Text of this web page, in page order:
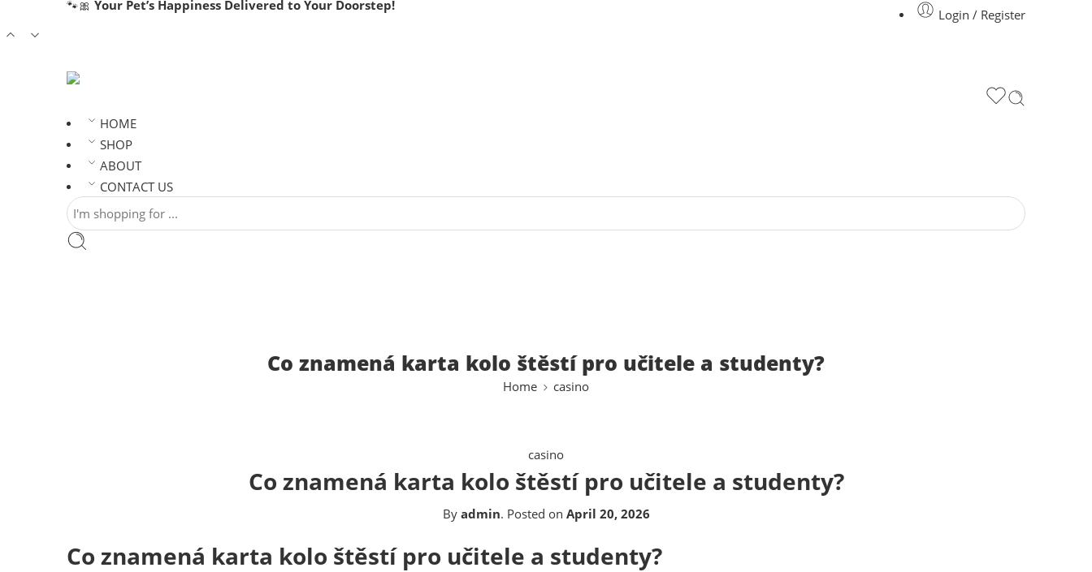
🐾🎀 Your Pet’s Happiness Delivered to Your Doorstep!
Login / Register
HOME
SHOP
ABOUT
CONTACT US
Co znamená karta kolo štěstí pro učitele a studenty?
Home casino
casino
Co znamená karta kolo štěstí pro učitele a studenty?
By admin. Posted on April 20, 2026
Co znamená karta kolo štěstí pro učitele a studenty?